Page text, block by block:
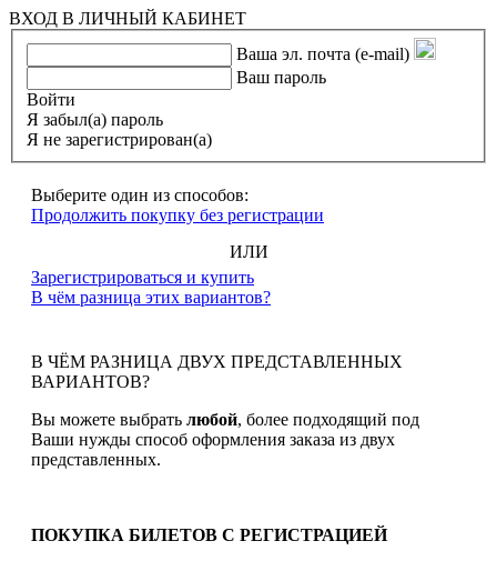
ВХОД В ЛИЧНЫЙ КАБИНЕТ
Ваша эл. почта (e-mail)
Ваш пароль
Войти
Я забыл(а) пароль
Я не зарегистрирован(а)
Выберите один из способов:
Продолжить покупку без регистрации
ИЛИ
Зарегистрироваться и купить
В чём разница этих вариантов?
В ЧЁМ РАЗНИЦА ДВУХ ПРЕДСТАВЛЕННЫХ
ВАРИАНТОВ?
Вы можете выбрать любой, более подходящий под
Ваши нужды способ оформления заказа из двух
представленных.
ПОКУПКА БИЛЕТОВ С РЕГИСТРАЦИЕЙ